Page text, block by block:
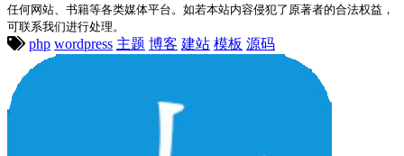
任何网站、书籍等各类媒体平台。如若本站内容侵犯了原著者的合法权益，
可联系我们进行处理。
php wordpress 主题 博客 建站 模板 源码